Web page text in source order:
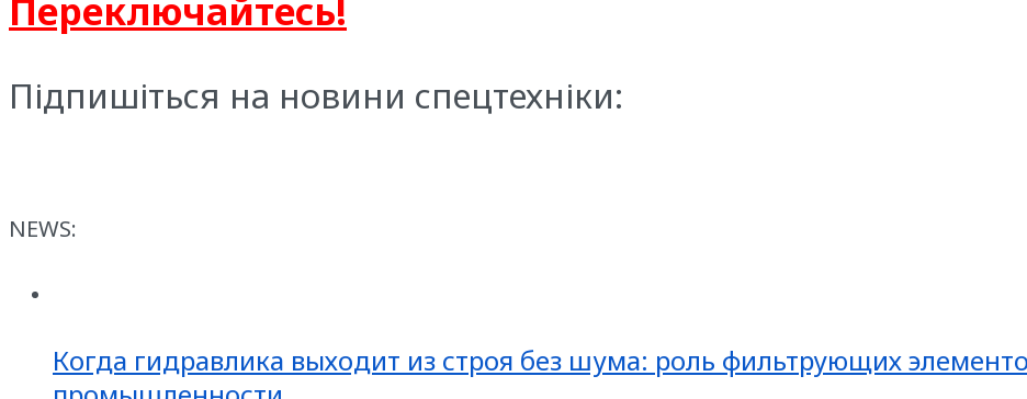
Переключайтесь!
Підпишіться на новини спецтехніки:
NEWS:
Когда гидравлика выходит из строя без шума: роль фильтрующих